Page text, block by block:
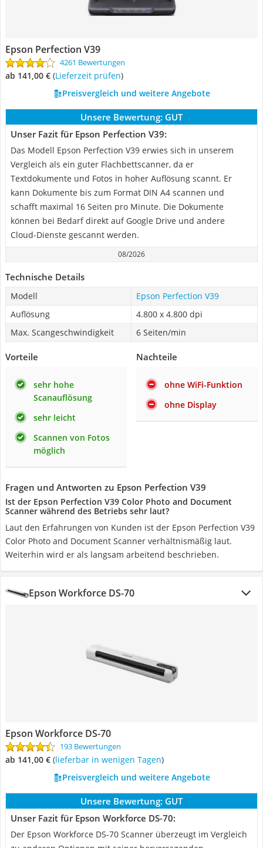
Epson Perfection V39
4261 Bewertungen
ab 141,00 € (Lieferzeit prüfen)
Preisvergleich und weitere Angebote
Unsere Bewertung: GUT
Unser Fazit für Epson Perfection V39:
Das Modell Epson Perfection V39 erwies sich in unserem
Vergleich als ein guter Flachbettscanner, da er
Textdokumente und Fotos in hoher Auflösung scannt. Er
kann Dokumente bis zum Format DIN A4 scannen und
schafft maximal 16 Seiten pro Minute. Die Dokumente
können bei Bedarf direkt auf Google Drive und andere
Cloud-Dienste gescannt werden.
08/2026
Technische Details
Modell
Epson Perfection V39
Auflösung
4.800 x 4.800 dpi
Max. Scangeschwindigkeit
6 Seiten/min
Vorteile
sehr hohe
Scanauflösung
sehr leicht
Scannen von Fotos
möglich
Nachteile
ohne WiFi-Funktion
ohne Display
Fragen und Antworten zu Epson Perfection V39
Ist der Epson Perfection V39 Color Photo and Document
Scanner während des Betriebs sehr laut?
Laut den Erfahrungen von Kunden ist der Epson Perfection V39
Color Photo and Document Scanner verhältnismäßig laut.
Weiterhin wird er als langsam arbeitend beschrieben.
Epson Workforce DS-70
Epson Workforce DS-70
193 Bewertungen
ab 141,00 € ( Lieferbar in wenigen Tagen)
Preisvergleich und weitere Angebote
Unsere Bewertung: GUT
Unser Fazit für Epson Workforce DS-70:
Der Epson Workforce DS-70 Scanner überzeugt im Vergleich